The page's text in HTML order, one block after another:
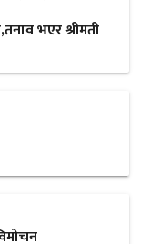
भएर श्रीमती